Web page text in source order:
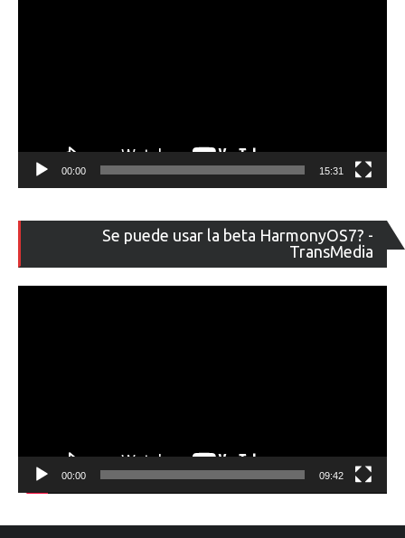
00:00 15:31
Se puede usar la beta HarmonyOS7? -
TransMedia
de
00:00 09:42